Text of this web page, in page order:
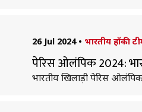
26 Jul 2024 • भारतीय हॉकी
पेरिस ओलंपिक 2024:
भारतीय खिलाड़ी पेरिस